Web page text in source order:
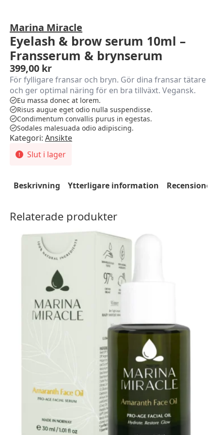
Marina Miracle
Eyelash & brow serum 10ml –
Fransserum & brynserum
399,00 kr
För fylligare fransar och bryn. Gör dina fransar tätare
och ger optimal näring för en bra tillväxt. Vegansk.
Eu massa donec at lorem.
Risus augue eget odio nulla suspendisse.
Condimentum convallis purus in egestas.
Sodales malesuada odio adipiscing.
Kategori: Ansikte
Slut i lager
Beskrivning Ytterligare information Recensioner
Relaterade produkter